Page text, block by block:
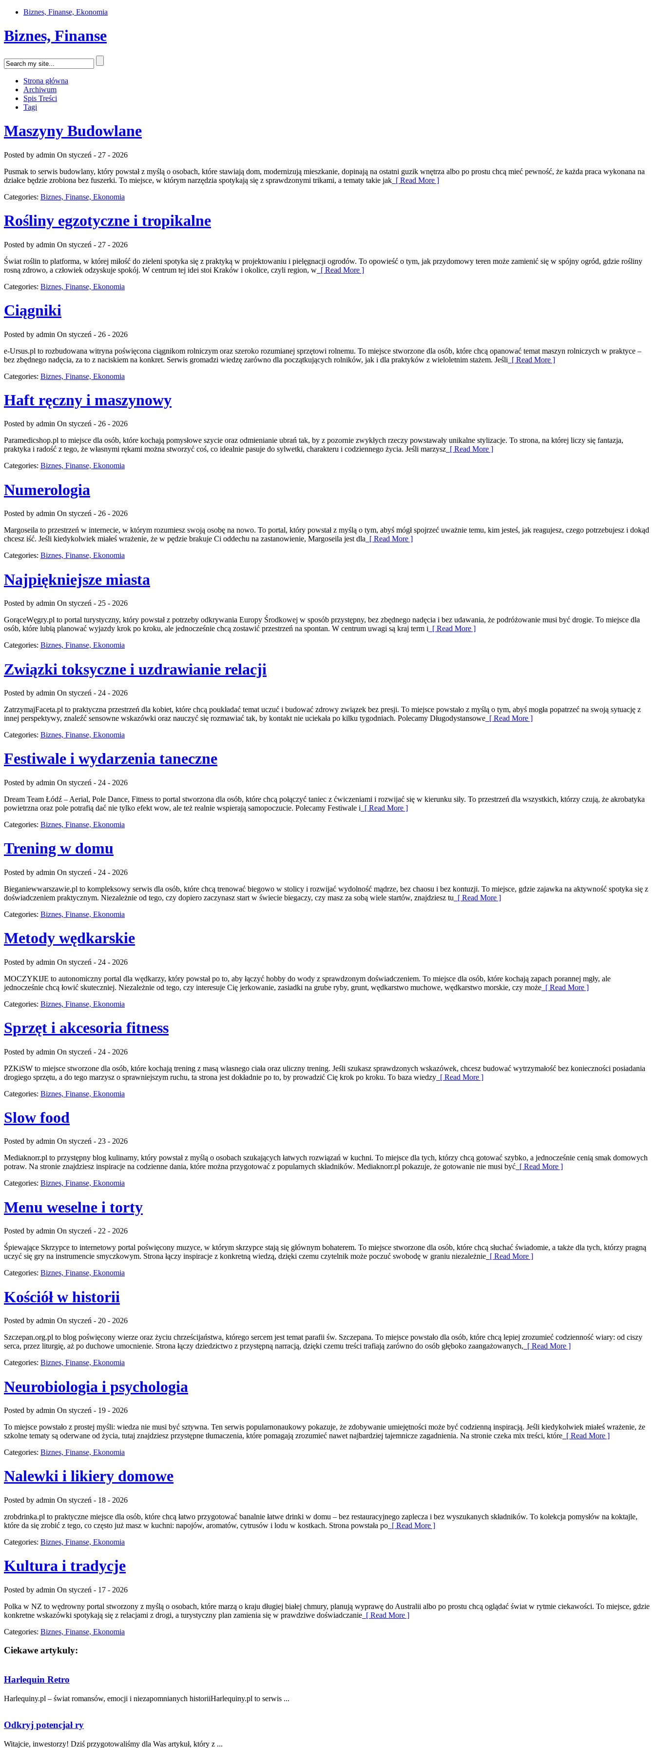
Biznes, Finanse, Ekonomia
Biznes, Finanse
Strona główna
Archiwum
Spis Treści
Tagi
Maszyny Budowlane
Posted by admin On styczeń - 27 - 2026
Pusmak to serwis budowlany, który powstał z myślą o osobach, które stawiają dom, modernizują mieszkanie, dopinają na ostatni guzik wnętrza albo po prostu chcą mieć pewność, że każda praca wykonana na
działce będzie zrobiona bez fuszerki. To miejsce, w którym narzędzia spotykają się z sprawdzonymi trikami, a tematy takie jak [ Read More ]
Categories: Biznes, Finanse, Ekonomia
Rośliny egzotyczne i tropikalne
Posted by admin On styczeń - 27 - 2026
Świat roślin to platforma, w której miłość do zieleni spotyka się z praktyką w projektowaniu i pielęgnacji ogrodów. To opowieść o tym, jak przydomowy teren może zamienić się w spójny ogród, gdzie rośliny
rosną zdrowo, a człowiek odzyskuje spokój. W centrum tej idei stoi Kraków i okolice, czyli region, w [ Read More ]
Categories: Biznes, Finanse, Ekonomia
Ciągniki
Posted by admin On styczeń - 26 - 2026
e-Ursus.pl to rozbudowana witryna poświęcona ciągnikom rolniczym oraz szeroko rozumianej sprzętowi rolnemu. To miejsce stworzone dla osób, które chcą opanować temat maszyn rolniczych w praktyce –
bez zbędnego nadęcia, za to z naciskiem na konkret. Serwis gromadzi wiedzę zarówno dla początkujących rolników, jak i dla praktyków z wieloletnim stażem. Jeśli [ Read More ]
Categories: Biznes, Finanse, Ekonomia
Haft ręczny i maszynowy
Posted by admin On styczeń - 26 - 2026
Paramedicshop.pl to miejsce dla osób, które kochają pomysłowe szycie oraz odmienianie ubrań tak, by z pozornie zwykłych rzeczy powstawały unikalne stylizacje. To strona, na której liczy się fantazja,
praktyka i radość z tego, że własnymi rękami można stworzyć coś, co idealnie pasuje do sylwetki, charakteru i codziennego życia. Jeśli marzysz [ Read More ]
Categories: Biznes, Finanse, Ekonomia
Numerologia
Posted by admin On styczeń - 26 - 2026
Margoseila to przestrzeń w internecie, w którym rozumiesz swoją osobę na nowo. To portal, który powstał z myślą o tym, abyś mógł spojrzeć uważnie temu, kim jesteś, jak reagujesz, czego potrzebujesz i dokąd
chcesz iść. Jeśli kiedykolwiek miałeś wrażenie, że w pędzie brakuje Ci oddechu na zastanowienie, Margoseila jest dla [ Read More ]
Categories: Biznes, Finanse, Ekonomia
Najpiękniejsze miasta
Posted by admin On styczeń - 25 - 2026
GorąceWęgry.pl to portal turystyczny, który powstał z potrzeby odkrywania Europy Środkowej w sposób przystępny, bez zbędnego nadęcia i bez udawania, że podróżowanie musi być drogie. To miejsce dla
osób, które lubią planować wyjazdy krok po kroku, ale jednocześnie chcą zostawić przestrzeń na spontan. W centrum uwagi są kraj term i [ Read More ]
Categories: Biznes, Finanse, Ekonomia
Związki toksyczne i uzdrawianie relacji
Posted by admin On styczeń - 24 - 2026
ZatrzymajFaceta.pl to praktyczna przestrzeń dla kobiet, które chcą poukładać temat uczuć i budować zdrowy związek bez presji. To miejsce powstało z myślą o tym, abyś mogła popatrzeć na swoją sytuację z
innej perspektywy, znaleźć sensowne wskazówki oraz nauczyć się rozmawiać tak, by kontakt nie uciekała po kilku tygodniach. Polecamy Długodystansowe [ Read More ]
Categories: Biznes, Finanse, Ekonomia
Festiwale i wydarzenia taneczne
Posted by admin On styczeń - 24 - 2026
Dream Team Łódź – Aerial, Pole Dance, Fitness to portal stworzona dla osób, które chcą połączyć taniec z ćwiczeniami i rozwijać się w kierunku siły. To przestrzeń dla wszystkich, którzy czują, że akrobatyka
powietrzna oraz pole potrafią dać nie tylko efekt wow, ale też realnie wspierają samopoczucie. Polecamy Festiwale i [ Read More ]
Categories: Biznes, Finanse, Ekonomia
Trening w domu
Posted by admin On styczeń - 24 - 2026
Bieganiewwarszawie.pl to kompleksowy serwis dla osób, które chcą trenować biegowo w stolicy i rozwijać wydolność mądrze, bez chaosu i bez kontuzji. To miejsce, gdzie zajawka na aktywność spotyka się z
doświadczeniem praktycznym. Niezależnie od tego, czy dopiero zaczynasz start w świecie biegaczy, czy masz za sobą wiele startów, znajdziesz tu [ Read More ]
Categories: Biznes, Finanse, Ekonomia
Metody wędkarskie
Posted by admin On styczeń - 24 - 2026
MOCZYKIJE to autonomiczny portal dla wędkarzy, który powstał po to, aby łączyć hobby do wody z sprawdzonym doświadczeniem. To miejsce dla osób, które kochają zapach porannej mgły, ale
jednocześnie chcą łowić skuteczniej. Niezależnie od tego, czy interesuje Cię jerkowanie, zasiadki na grube ryby, grunt, wędkarstwo muchowe, wędkarstwo morskie, czy może [ Read More ]
Categories: Biznes, Finanse, Ekonomia
Sprzęt i akcesoria fitness
Posted by admin On styczeń - 24 - 2026
PZKiSW to miejsce stworzone dla osób, które kochają trening z masą własnego ciała oraz uliczny trening. Jeśli szukasz sprawdzonych wskazówek, chcesz budować wytrzymałość bez konieczności posiadania
drogiego sprzętu, a do tego marzysz o sprawniejszym ruchu, ta strona jest dokładnie po to, by prowadzić Cię krok po kroku. To baza wiedzy [ Read More ]
Categories: Biznes, Finanse, Ekonomia
Slow food
Posted by admin On styczeń - 23 - 2026
Mediaknorr.pl to przystępny blog kulinarny, który powstał z myślą o osobach szukających łatwych rozwiązań w kuchni. To miejsce dla tych, którzy chcą gotować szybko, a jednocześnie cenią smak domowych
potraw. Na stronie znajdziesz inspiracje na codzienne dania, które można przygotować z popularnych składników. Mediaknorr.pl pokazuje, że gotowanie nie musi być [ Read More ]
Categories: Biznes, Finanse, Ekonomia
Menu weselne i torty
Posted by admin On styczeń - 22 - 2026
Śpiewające Skrzypce to internetowy portal poświęcony muzyce, w którym skrzypce stają się głównym bohaterem. To miejsce stworzone dla osób, które chcą słuchać świadomie, a także dla tych, którzy pragną
uczyć się gry na instrumencie smyczkowym. Strona łączy inspiracje z konkretną wiedzą, dzięki czemu czytelnik może poczuć swobodę w graniu niezależnie [ Read More ]
Categories: Biznes, Finanse, Ekonomia
Kościół w historii
Posted by admin On styczeń - 20 - 2026
Szczepan.org.pl to blog poświęcony wierze oraz życiu chrześcijaństwa, którego sercem jest temat parafii św. Szczepana. To miejsce powstało dla osób, które chcą lepiej zrozumieć codzienność wiary: od ciszy
serca, przez liturgię, aż po duchowe umocnienie. Strona łączy dziedzictwo z przystępną narracją, dzięki czemu treści trafiają zarówno do osób głęboko zaangażowanych, [ Read More ]
Categories: Biznes, Finanse, Ekonomia
Neurobiologia i psychologia
Posted by admin On styczeń - 19 - 2026
To miejsce powstało z prostej myśli: wiedza nie musi być sztywna. Ten serwis popularnonaukowy pokazuje, że zdobywanie umiejętności może być codzienną inspiracją. Jeśli kiedykolwiek miałeś wrażenie, że
szkolne tematy są oderwane od życia, tutaj znajdziesz przystępne tłumaczenia, które pomagają zrozumieć nawet najbardziej tajemnicze zagadnienia. Na stronie czeka mix treści, które [ Read More ]
Categories: Biznes, Finanse, Ekonomia
Nalewki i likiery domowe
Posted by admin On styczeń - 18 - 2026
zrobdrinka.pl to praktyczne miejsce dla osób, które chcą łatwo przygotować banalnie łatwe drinki w domu – bez restauracyjnego zaplecza i bez wyszukanych składników. To kolekcja pomysłów na koktajle,
które da się zrobić z tego, co często już masz w kuchni: napojów, aromatów, cytrusów i lodu w kostkach. Strona powstała po [ Read More ]
Categories: Biznes, Finanse, Ekonomia
Kultura i tradycje
Posted by admin On styczeń - 17 - 2026
Polka w NZ to wędrowny portal stworzony z myślą o osobach, które marzą o kraju długiej białej chmury, planują wyprawę do Australii albo po prostu chcą oglądać świat w rytmie ciekawości. To miejsce, gdzie
konkretne wskazówki spotykają się z relacjami z drogi, a turystyczny plan zamienia się w prawdziwe doświadczanie [ Read More ]
Categories: Biznes, Finanse, Ekonomia
Ciekawe artykuly:
Harlequin Retro
Harlequiny.pl – świat romansów, emocji i niezapomnianych historiiHarlequiny.pl to serwis ...
Odkryj potencjał ry
Witajcie, inwestorzy!​ Dziś przygotowaliśmy dla ‍Was artykuł, ‌który z ...